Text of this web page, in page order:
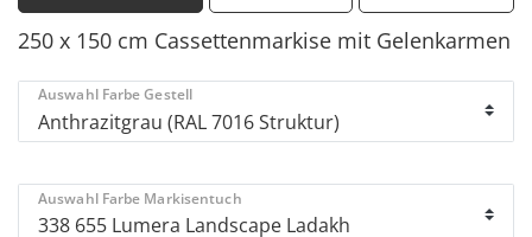
250 x 150 cm Cassettenmarkise mit Gelenkarmen
Auswahl Farbe Gestell
Auswahl Farbe Markisentuch